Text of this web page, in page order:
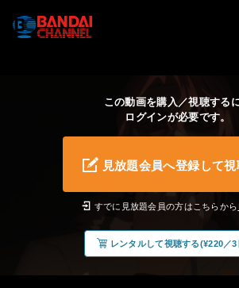
この動画を購入／視聴する
ログインが必要です。
見放題会員へ登録して
すでに見放題会員の方はこちらから
レンタルして視聴する(¥220／3